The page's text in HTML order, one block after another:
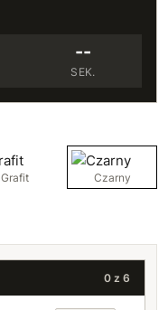
--
SEK.
Grafit Czarny
0 z 6